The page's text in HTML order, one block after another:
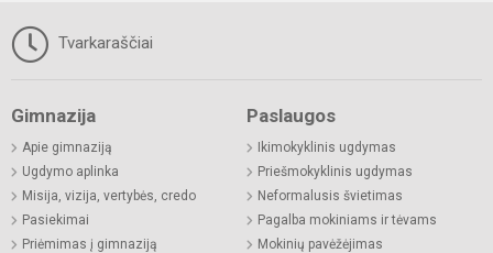
Tvarkaraščiai
Gimnazija
Apie gimnaziją
Ugdymo aplinka
Misija, vizija, vertybės, credo
Pasiekimai
Priėmimas į gimnaziją
Paslaugos
Ikimokyklinis ugdymas
Priešmokyklinis ugdymas
Neformalusis švietimas
Pagalba mokiniams ir tėvams
Mokinių pavėžėjimas